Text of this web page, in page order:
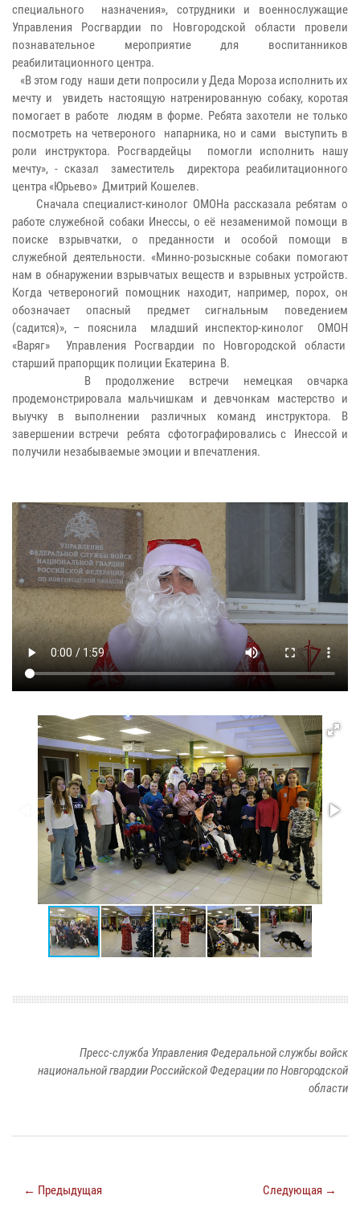
специального назначения», сотрудники и военнослужащие
Управления Росгвардии по Новгородской области провели
познавательное мероприятие для воспитанников
реабилитационного центра.
«В этом году наши дети попросили у Деда Мороза исполнить их
мечту и увидеть настоящую натренированную собаку, коротая
помогает в работе людям в форме. Ребята захотели не только
посмотреть на четвероного напарника, но и сами выступить в
роли инструктора. Росгвардейцы помогли исполнить нашу
мечту», - сказал заместитель директора реабилитационного
центра «Юрьево» Дмитрий Кошелев.
Сначала специалист-кинолог ОМОНа рассказала ребятам о
работе служебной собаки Инессы, о её незаменимой помощи в
поиске взрывчатки, о преданности и особой помощи в
служебной деятельности. «Минно-розыскные собаки помогают
нам в обнаружении взрывчатых веществ и взрывных устройств.
Когда четвероногий помощник находит, например, порох, он
обозначает опасный предмет сигнальным поведением
(садится)», – пояснила младший инспектор-кинолог ОМОН
«Варяг» Управления Росгвардии по Новгородской области
старший прапорщик полиции Екатерина В.
В продолжение встречи немецкая овчарка
продемонстрировала мальчишкам и девчонкам мастерство и
выучку в выполнении различных команд инструктора. В
завершении встречи ребята сфотографировались с Инессой и
получили незабываемые эмоции и впечатления.
Пресс-служба Управления Федеральной службы войск
национальной гвардии Российской Федерации по Новгородской
области
← Предыдущая Следующая →